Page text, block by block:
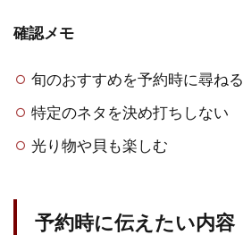
確認メモ
旬のおすすめを予約時に尋ねる
特定のネタを決め打ちしない
光り物や貝も楽しむ
予約時に伝えたい内容